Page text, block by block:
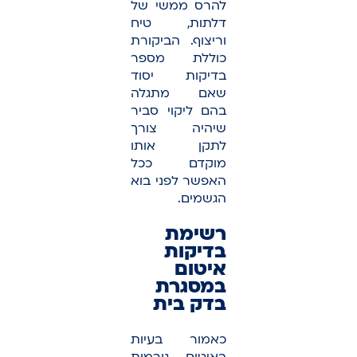
להרס ממשי של
דלתות, טיח
וריצוף. הביקורת
כוללת מספר
בדיקות יסוד
שאם מתגלה
בהם ליקוי סביר
שיהיה צורך
לתקן אותו
מוקדם ככל
האפשר לפני בוא
הגשמים.
רשימת
בדיקות
איטום
במסגרת
בדק בית
כאמור בעיות